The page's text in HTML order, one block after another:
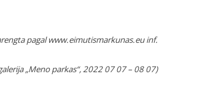
pagal www.eimutismarkunas.eu inf.
„Meno parkas“, 2022 07 07 – 08 07)